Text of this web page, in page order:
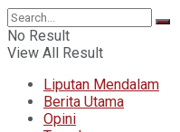
No Result
View All Result
Liputan Mendalam
Berita Utama
Opini